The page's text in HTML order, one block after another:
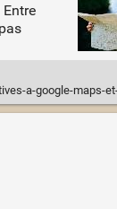
a-google-maps-